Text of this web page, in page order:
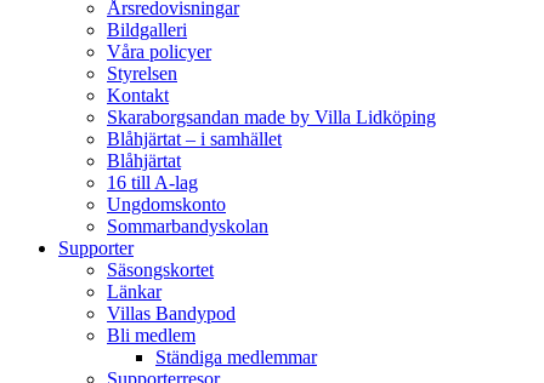
Årsredovisningar
Bildgalleri
Våra policyer
Styrelsen
Kontakt
Skaraborgsandan made by Villa Lidköping
Blåhjärtat – i samhället
Blåhjärtat
16 till A-lag
Ungdomskonto
Sommarbandyskolan
Supporter
Säsongskortet
Länkar
Villas Bandypod
Bli medlem
Ständiga medlemmar
Supporterresor